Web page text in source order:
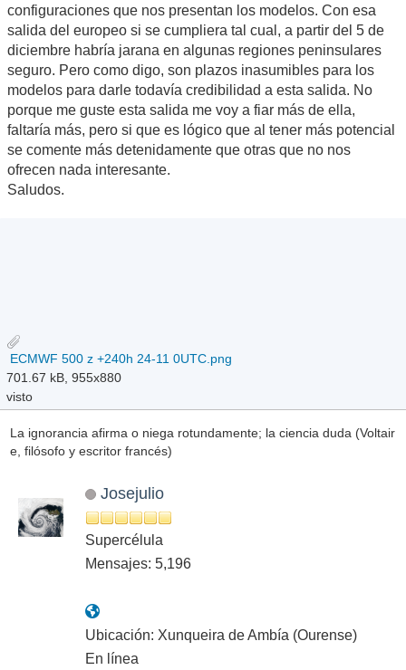
configuraciones que nos presentan los modelos. Con esa
salida del europeo si se cumpliera tal cual, a partir del 5 de
diciembre habría jarana en algunas regiones peninsulares
seguro. Pero como digo, son plazos inasumibles para los
modelos para darle todavía credibilidad a esta salida. No
porque me guste esta salida me voy a fiar más de ella,
faltaría más, pero si que es lógico que al tener más potencial
se comente más detenidamente que otras que no nos
ofrecen nada interesante.
Saludos.
ECMWF 500 z +240h 24-11 0UTC.png
701.67 kB, 955x880
visto
La ignorancia afirma o niega rotundamente; la ciencia duda (Voltair
e, filósofo y escritor francés)
Josejulio
Supercélula
Mensajes: 5,196
Ubicación: Xunqueira de Ambía (Ourense)
En línea